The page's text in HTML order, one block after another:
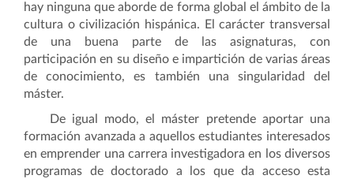
hay ninguna que aborde de forma global el ámbito de la
cultura o civilización hispánica. El carácter transversal
de una buena parte de las asignaturas, con
participación en su diseño e impartición de varias áreas
de conocimiento, es también una singularidad del
máster.
De igual modo, el máster pretende aportar una
formación avanzada a aquellos estudiantes interesados
en emprender una carrera investigadora en los diversos
programas de doctorado a los que da acceso esta